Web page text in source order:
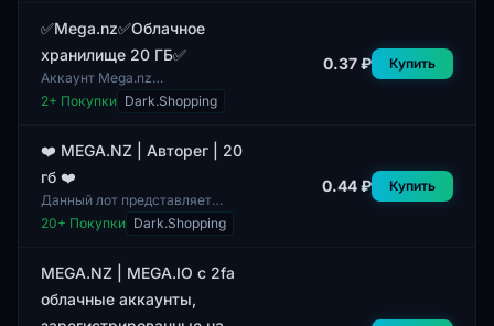
для хранения...
✅Mega.nz✅Облачное
хранилище 20 ГБ✅
Аккаунт Mega.nz
предоставляет облачное
хранилище с объемом 20 ГБ.
пользователям хранить,
2+ Покупки Dark.Shopping
0.37 ₽ Купить
❤️ MEGA.NZ | Авторег | 20
гб ❤️
Данный лот представляет
собой аккаунт на платформе
MEGA.NZ с функцией
предоставляет пользователю
20+ Покупки Dark.Shopping
0.44 ₽ Купить
MEGA.NZ | MEGA.IO с 2fa
облачные аккаунты,